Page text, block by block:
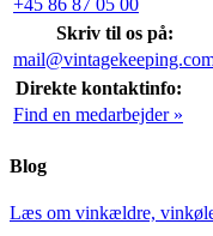
+45 86 87 05 00
Skriv til os på:
Direkte kontaktinfo:
Find en medarbejder »
Blog
Læs om vinkældre,